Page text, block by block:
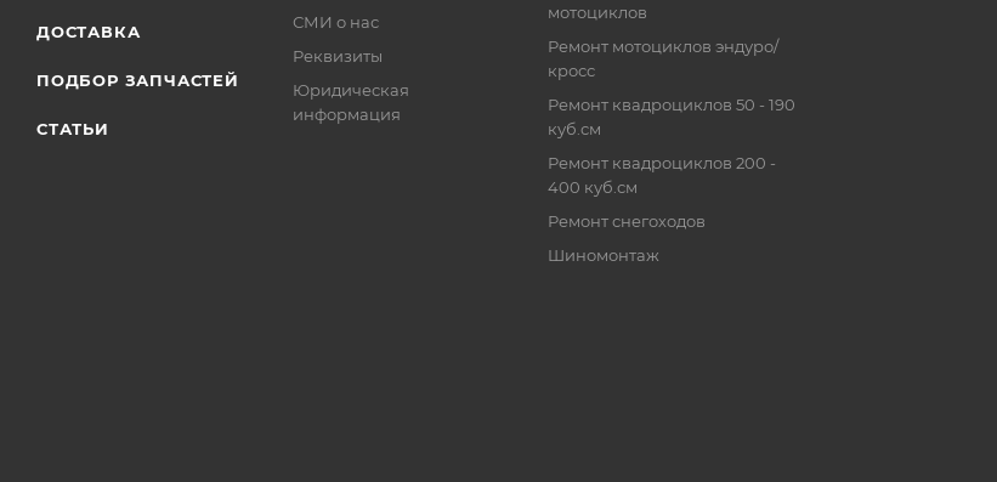
ДОСТАВКА
ПОДБОР ЗАПЧАСТЕЙ
СТАТЬИ
СМИ о нас
Реквизиты
Юридическая
информация
мотоциклов
Ремонт мотоциклов эндуро/
кросс
Ремонт квадроциклов 50 - 190
куб.см
Ремонт квадроциклов 200 -
400 куб.см
Ремонт снегоходов
Шиномонтаж